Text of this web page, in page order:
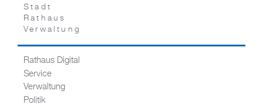
Stadt
Rathaus
Verwaltung
Rathaus Digital
Service
Verwaltung
Politik